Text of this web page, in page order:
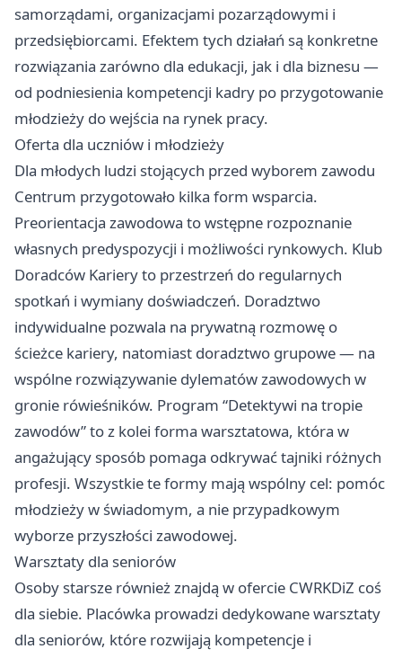
samorządami, organizacjami pozarządowymi i
przedsiębiorcami. Efektem tych działań są konkretne
rozwiązania zarówno dla edukacji, jak i dla biznesu —
od podniesienia kompetencji kadry po przygotowanie
młodzieży do wejścia na rynek pracy.
Oferta dla uczniów i młodzieży
Dla młodych ludzi stojących przed wyborem zawodu
Centrum przygotowało kilka form wsparcia.
Preorientacja zawodowa to wstępne rozpoznanie
własnych predyspozycji i możliwości rynkowych. Klub
Doradców Kariery to przestrzeń do regularnych
spotkań i wymiany doświadczeń. Doradztwo
indywidualne pozwala na prywatną rozmowę o
ścieżce kariery, natomiast doradztwo grupowe — na
wspólne rozwiązywanie dylematów zawodowych w
gronie rówieśników. Program “Detektywi na tropie
zawodów” to z kolei forma warsztatowa, która w
angażujący sposób pomaga odkrywać tajniki różnych
profesji. Wszystkie te formy mają wspólny cel: pomóc
młodzieży w świadomym, a nie przypadkowym
wyborze przyszłości zawodowej.
Warsztaty dla seniorów
Osoby starsze również znajdą w ofercie CWRKDiZ coś
dla siebie. Placówka prowadzi dedykowane warsztaty
dla seniorów, które rozwijają kompetencje i